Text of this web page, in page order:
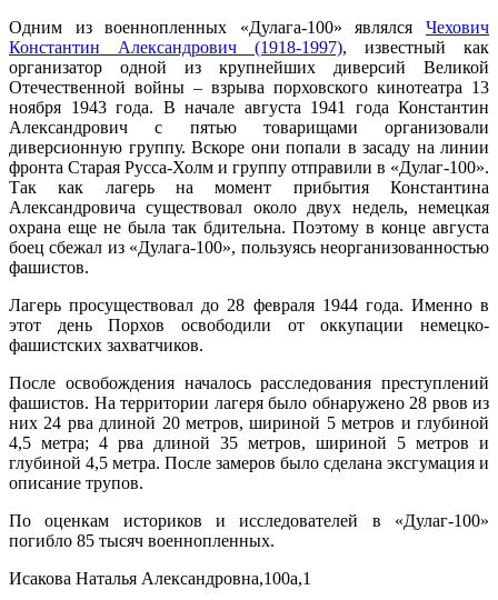
Одним из военнопленных «Дулага-100» являлся Чехович
Константин Александрович (1918-1997), известный как
организатор одной из крупнейших диверсий Великой
Отечественной войны – взрыва порховского кинотеатра 13
ноября 1943 года. В начале августа 1941 года Константин
Александрович с пятью товарищами организовали
диверсионную группу. Вскоре они попали в засаду на линии
фронта Старая Русса-Холм и группу отправили в «Дулаг-100».
Так как лагерь на момент прибытия Константина
Александровича существовал около двух недель, немецкая
охрана еще не была так бдительна. Поэтому в конце августа
боец сбежал из «Дулага-100», пользуясь неорганизованностью
фашистов.
Лагерь просуществовал до 28 февраля 1944 года. Именно в
этот день Порхов освободили от оккупации немецко-
фашистских захватчиков.
После освобождения началось расследования преступлений
фашистов. На территории лагеря было обнаружено 28 рвов из
них 24 рва длиной 20 метров, шириной 5 метров и глубиной
4,5 метра; 4 рва длиной 35 метров, шириной 5 метров и
глубиной 4,5 метра. После замеров было сделана эксгумация и
описание трупов.
По оценкам историков и исследователей в «Дулаг-100»
погибло 85 тысяч военнопленных.
Исакова Наталья Александровна,100a,1